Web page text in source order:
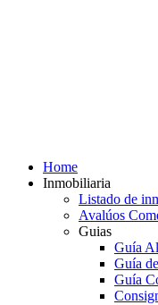
Home
Inmobiliaria
Listado de
Avalúos
Guias
Guía
Guía
Guía